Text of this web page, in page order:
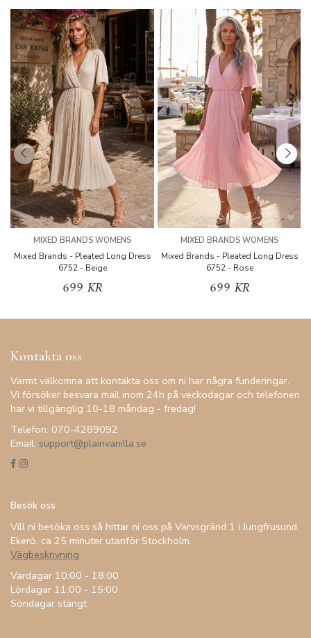
MIXED BRANDS WOMENS
Mixed Brands - Pleated Long Dress
6752 - Beige
699 KR
MIXED BRANDS WOMENS
Mixed Brands - Pleated Long Dress
6752 - Rose
699 KR
Kontakta oss
Varmt välkomna att kontakta oss om ni har några funderingar.
Vi försöker besvara mail inom 24h på veckodagar och telefonen
har vi tillgänglig 10-18 måndag - fredag!
Telefon: 070-4289092
Email: support@plainvanilla.se
Besök oss
Vill ni besöka oss så hittar ni oss på Varvsgränd 1 i Jungfrusund,
Ekerö, ca 25 minuter utanför Stockholm.
Vägbeskrivning
Vardagar 10:00 - 18:00
Lördagar 11:00 - 15:00
Söndagar stängt